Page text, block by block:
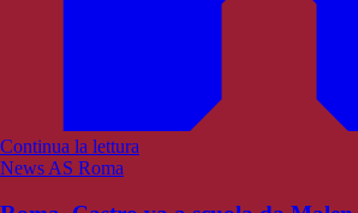
Continua la lettura
News AS Roma